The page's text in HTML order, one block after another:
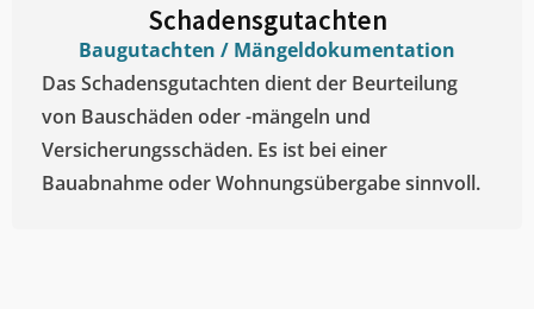
Schadensgutachten
Baugutachten / Mängeldokumentation
Das Schadensgutachten dient der Beurteilung
von Bauschäden oder -mängeln und
Versicherungsschäden. Es ist bei einer
Bauabnahme oder Wohnungsübergabe sinnvoll.